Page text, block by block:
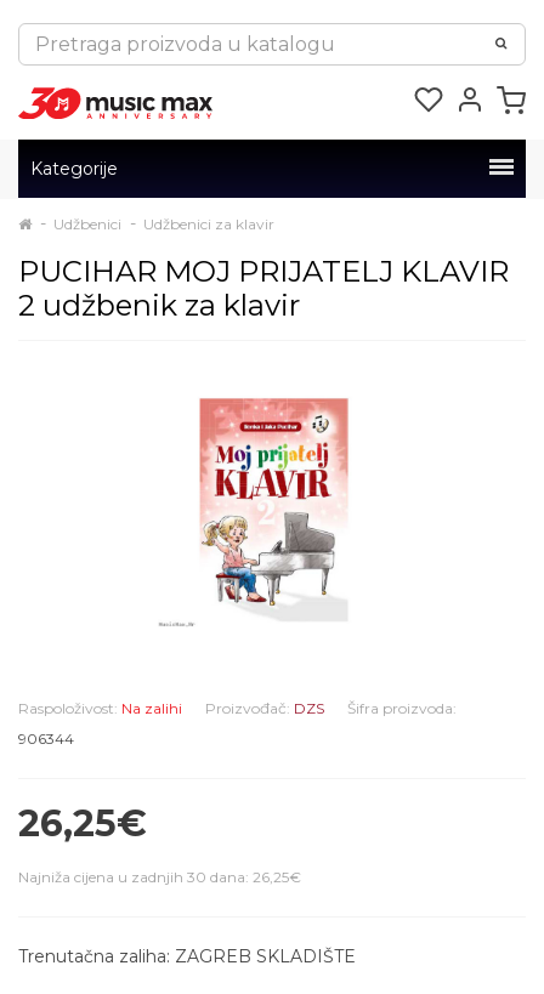
Kategorije
Udžbenici Udžbenici za klavir
PUCIHAR MOJ PRIJATELJ KLAVIR
2 udžbenik za klavir
Raspoloživost: Na zalihi Proizvođač: DZS
Šifra proizvoda:
906344
26,25€
Najniža cijena u zadnjih 30 dana: 26,25€
Trenutačna zaliha: ZAGREB SKLADIŠTE